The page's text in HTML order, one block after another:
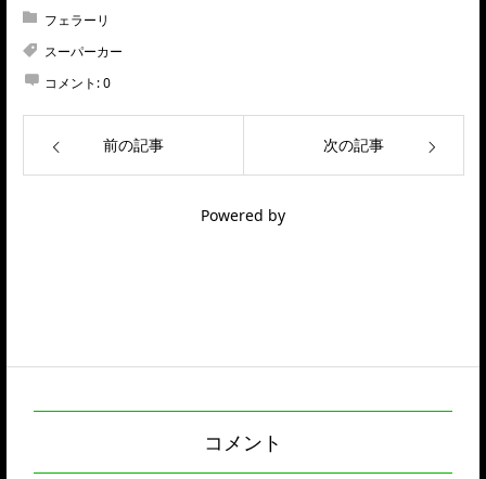
フェラーリ
スーパーカー
コメント:0
前の記事 次の記事
Powered by
コメント